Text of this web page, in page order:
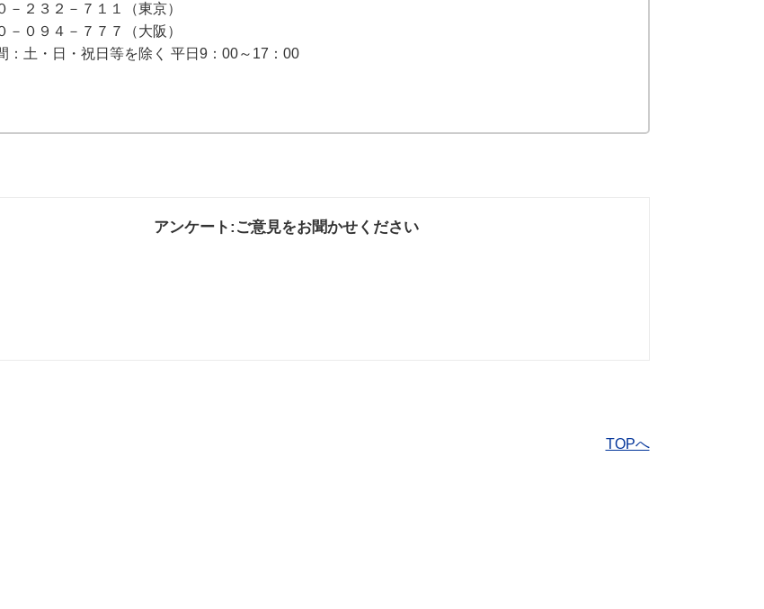
－２３２－７１１（東京）
－０９４－７７７（大阪）
：土・日・祝日等を除く 平日9：00～17：00
アンケート:ご意見をお聞かせください
TOPへ